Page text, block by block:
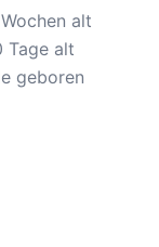
alt
Tage alt
geboren